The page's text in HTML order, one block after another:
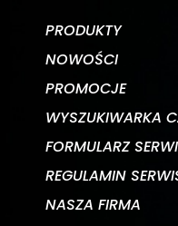
PRODUKTY
NOWOŚCI
PROMOCJE
WYSZUKIWARKA
FORMULARZ
REGULAMIN
NASZA FIRMA